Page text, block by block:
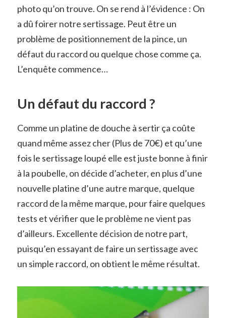
photo qu’on trouve. On se rend à l’évidence : On
a dû foirer notre sertissage. Peut être un
problème de positionnement de la pince, un
défaut du raccord ou quelque chose comme ça.
L’enquête commence…
Un défaut du raccord ?
Comme un platine de douche à sertir ça coûte
quand même assez cher (Plus de 70€) et qu’une
fois le sertissage loupé elle est juste bonne à finir
à la poubelle, on décide d’acheter, en plus d’une
nouvelle platine d’une autre marque, quelque
raccord de la même marque, pour faire quelques
tests et vérifier que le problème ne vient pas
d’ailleurs. Excellente décision de notre part,
puisqu’en essayant de faire un sertissage avec
un simple raccord, on obtient le même résultat.